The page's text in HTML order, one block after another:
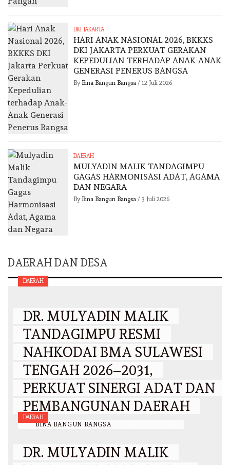
DKI JAKARTA
HARI ANAK NASIONAL 2026, BKKKS
DKI JAKARTA PERKUAT GERAKAN
KEPEDULIAN TERHADAP ANAK-ANAK
GENERASI PENERUS BANGSA
By Bina Bangun Bangsa/ 12 Juli 2026
DAERAH
MULYADIN MALIK TANDAGIMPU
GAGAS HARMONISASI ADAT, AGAMA
DAN NEGARA
By Bina Bangun Bangsa/ 3 Juli 2026
DAERAH DAN DESA
DAERAH
DR. MULYADIN MALIK
TANDAGIMPU RESMI
NAHKODAI BMA SULAWESI
TENGAH 2026–2031,
PERKUAT SINERGI ADAT DAN
PEMBANGUNAN DAERAH
BY BINA BANGUN BANGSA
DAERAH
DR. MULYADIN MALIK